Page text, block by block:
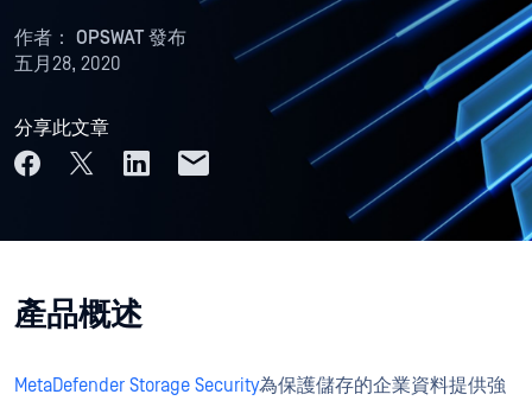
作者： OPSWAT 發布
五月28, 2020
分享此文章
產品概述
MetaDefender Storage Security為保護儲存的企業資料提供強